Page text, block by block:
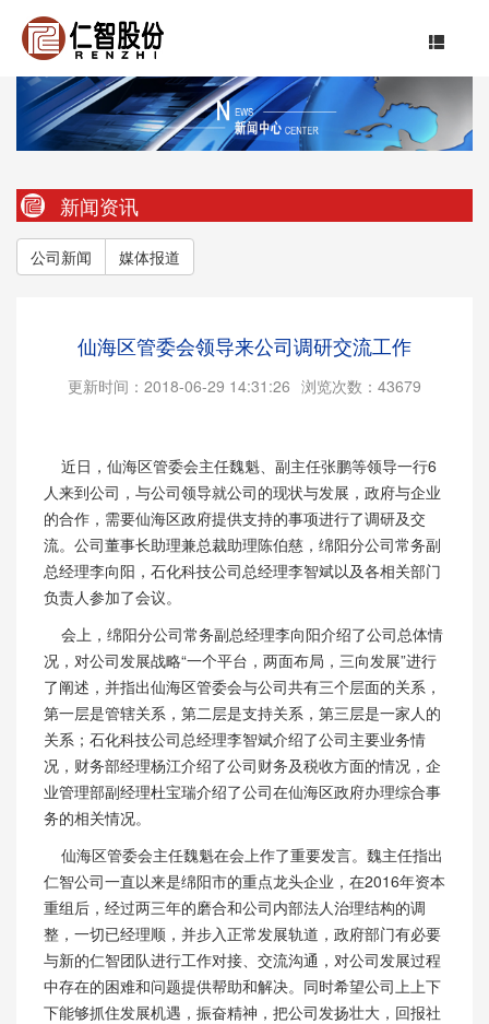
新闻资讯
公司新闻 媒体报道
仙海区管委会领导来公司调研交流工作
更新时间：2018-06-29 14:31:26 浏览次数：43679
近日，仙海区管委会主任魏魁、副主任张鹏等领导一行6
人来到公司，与公司领导就公司的现状与发展，政府与企业
的合作，需要仙海区政府提供支持的事项进行了调研及交
流。公司董事长助理兼总裁助理陈伯慈，绵阳分公司常务副
总经理李向阳，石化科技公司总经理李智斌以及各相关部门
负责人参加了会议。
会上，绵阳分公司常务副总经理李向阳介绍了公司总体情
况，对公司发展战略“一个平台，两面布局，三向发展”进行
了阐述，并指出仙海区管委会与公司共有三个层面的关系，
第一层是管辖关系，第二层是支持关系，第三层是一家人的
关系；石化科技公司总经理李智斌介绍了公司主要业务情
况，财务部经理杨江介绍了公司财务及税收方面的情况，企
业管理部副经理杜宝瑞介绍了公司在仙海区政府办理综合事
务的相关情况。
仙海区管委会主任魏魁在会上作了重要发言。魏主任指出
仁智公司一直以来是绵阳市的重点龙头企业，在2016年资本
重组后，经过两三年的磨合和公司内部法人治理结构的调
整，一切已经理顺，并步入正常发展轨道，政府部门有必要
与新的仁智团队进行工作对接、交流沟通，对公司发展过程
中存在的困难和问题提供帮助和解决。同时希望公司上上下
下能够抓住发展机遇，振奋精神，把公司发扬壮大，回报社